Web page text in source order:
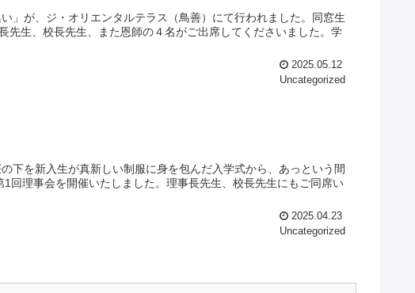
」が、ジ・オリエンタルテラス（鳥善）にて行われました。同窓生
先生、校長先生、また恩師の４名がご出席してくださいました。学
2025.05.12
Uncategorized
下を新入生が真新しい制服に身を包んだ入学式から、あっという間
回理事会を開催いたしました。理事長先生、校長先生にもご同席い
2025.04.23
Uncategorized